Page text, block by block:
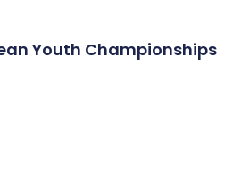
Youth Championships